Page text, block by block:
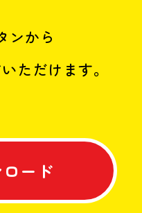
ンから
ただけます。
ード